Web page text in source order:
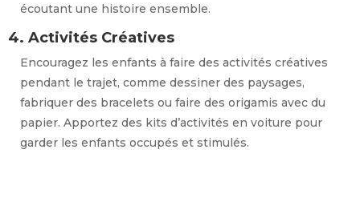
écoutant une histoire ensemble.
4. Activités Créatives
Encouragez les enfants à faire des activités créatives
pendant le trajet, comme dessiner des paysages,
fabriquer des bracelets ou faire des origamis avec du
papier. Apportez des kits d’activités en voiture pour
garder les enfants occupés et stimulés.